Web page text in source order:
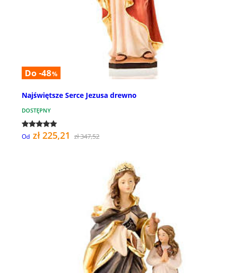
Do -48%
Najświętsze Serce Jezusa drewno
DOSTĘPNY
Od zł 225,21 zł 347,52